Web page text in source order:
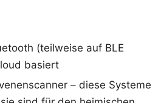
(teilweise auf BLE
basiert
– diese Systeme